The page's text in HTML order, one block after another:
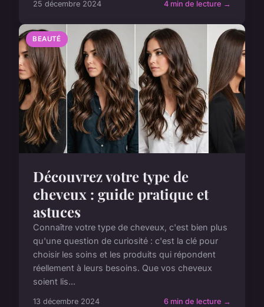
25 décembre 2024 4 min de lecture →
BEAUTÉ
Découvrez votre type de
cheveux : guide pratique et
astuces
Connaître votre type de cheveux, c'est bien plus
qu'une question de curiosité : c'est la clé pour
choisir les soins et les produits qui répondent
réellement à leurs besoins. Que vos cheveux
soient lis...
13 décembre 2024 6 min de lecture →